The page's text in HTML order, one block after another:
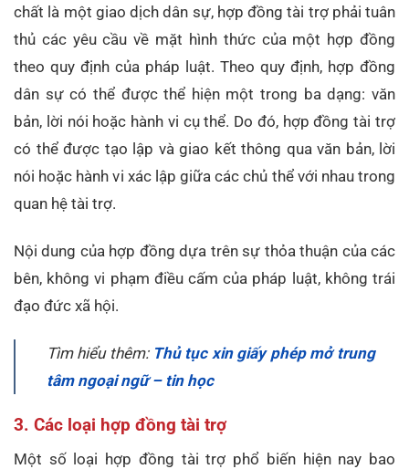
chất là một giao dịch dân sự, hợp đồng tài trợ phải tuân
thủ các yêu cầu về mặt hình thức của một hợp đồng
theo quy định của pháp luật. Theo quy định, hợp đồng
dân sự có thể được thể hiện một trong ba dạng: văn
bản, lời nói hoặc hành vi cụ thể. Do đó, hợp đồng tài trợ
có thể được tạo lập và giao kết thông qua văn bản, lời
nói hoặc hành vi xác lập giữa các chủ thể với nhau trong
quan hệ tài trợ.
Nội dung của hợp đồng dựa trên sự thỏa thuận của các
bên, không vi phạm điều cấm của pháp luật, không trái
đạo đức xã hội.
Tìm hiểu thêm: Thủ tục xin giấy phép mở trung
tâm ngoại ngữ – tin học
3. Các loại hợp đồng tài trợ
Một số loại hợp đồng tài trợ phổ biến hiện nay bao